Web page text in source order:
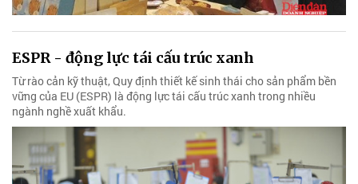
ESPR - động lực tái cấu trúc xanh
Từ rào cản kỹ thuật, Quy định thiết kế sinh thái cho sản phẩm bền
vững của EU (ESPR) là động lực tái cấu trúc xanh trong nhiều
ngành nghề xuất khẩu.